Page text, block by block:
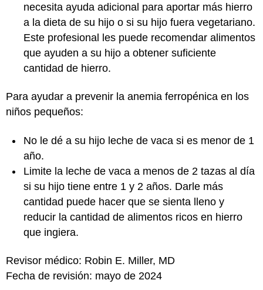
necesita ayuda adicional para aportar más hierro
a la dieta de su hijo o si su hijo fuera vegetariano.
Este profesional les puede recomendar alimentos
que ayuden a su hijo a obtener suficiente
cantidad de hierro.
Para ayudar a prevenir la anemia ferropénica en los
niños pequeños:
No le dé a su hijo leche de vaca si es menor de 1
año.
Limite la leche de vaca a menos de 2 tazas al día
si su hijo tiene entre 1 y 2 años. Darle más
cantidad puede hacer que se sienta lleno y
reducir la cantidad de alimentos ricos en hierro
que ingiera.
Revisor médico: Robin E. Miller, MD
Fecha de revisión: mayo de 2024